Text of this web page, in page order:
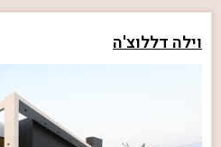
וילה דללוצ'ה